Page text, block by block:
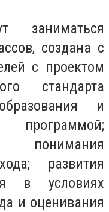
заниматься
создана с
с проектом
стандарта
и
программой;
развития
в условиях
и оценивания